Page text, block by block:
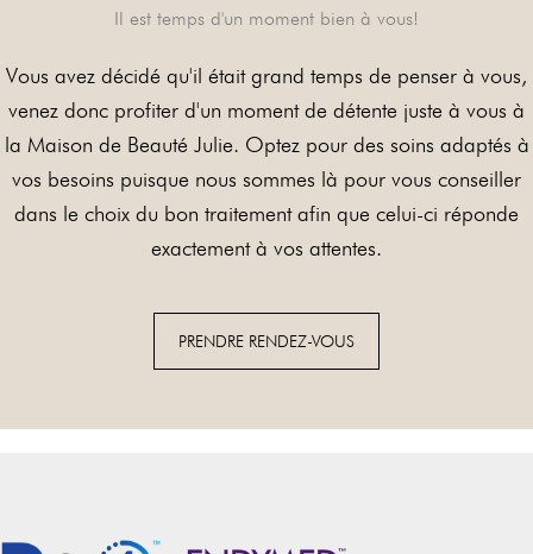
Il est temps d'un moment bien à vous!
Vous avez décidé qu'il était grand temps de penser à vous,
venez donc profiter d'un moment de détente juste à vous à
la Maison de Beauté Julie. Optez pour des soins adaptés à
vos besoins puisque nous sommes là pour vous conseiller
dans le choix du bon traitement afin que celui-ci réponde
exactement à vos attentes.
PRENDRE RENDEZ-VOUS